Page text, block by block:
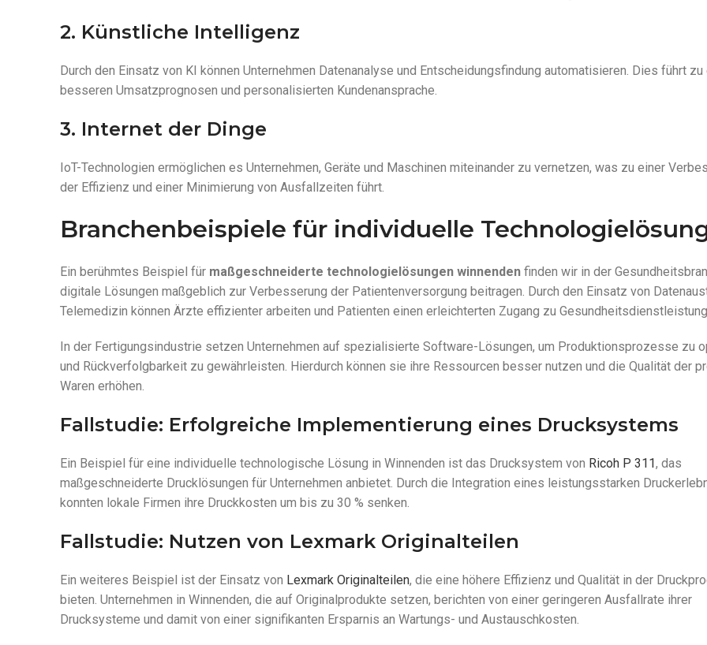
2. Künstliche Intelligenz
Durch den Einsatz von KI können Unternehmen Datenanalyse und Entscheidungsfindung automatisieren. Dies führt zu
besseren Umsatzprognosen und personalisierten Kundenansprache.
3. Internet der Dinge
IoT-Technologien ermöglichen es Unternehmen, Geräte und Maschinen miteinander zu vernetzen, was zu einer
der Effizienz und einer Minimierung von Ausfallzeiten führt.
Branchenbeispiele für individuelle
Ein berühmtes Beispiel für maßgeschneiderte technologielösungen winnenden finden wir in der
digitale Lösungen maßgeblich zur Verbesserung der Patientenversorgung beitragen. Durch den Einsatz von
Telemedizin können Ärzte effizienter arbeiten und Patienten einen erleichterten Zugang zu
In der Fertigungsindustrie setzen Unternehmen auf spezialisierte Software-Lösungen, um Produktionsprozesse zu
und Rückverfolgbarkeit zu gewährleisten. Hierdurch können sie ihre Ressourcen besser nutzen und die Qualität der
Waren erhöhen.
Fallstudie: Erfolgreiche Implementierung eines Drucksystems
Ein Beispiel für eine individuelle technologische Lösung in Winnenden ist das Drucksystem von Ricoh P 311, das
maßgeschneiderte Drucklösungen für Unternehmen anbietet. Durch die Integration eines leistungsstarken
konnten lokale Firmen ihre Druckkosten um bis zu 30 % senken.
Fallstudie: Nutzen von Lexmark Originalteilen
Ein weiteres Beispiel ist der Einsatz von Lexmark Originalteilen, die eine höhere Effizienz und Qualität in der
bieten. Unternehmen in Winnenden, die auf Originalprodukte setzen, berichten von einer geringeren Ausfallrate ihrer
Drucksysteme und damit von einer signifikanten Ersparnis an Wartungs- und Austauschkosten.